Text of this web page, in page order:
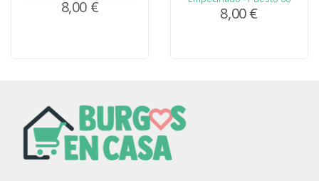
8,00 € 8,00 €